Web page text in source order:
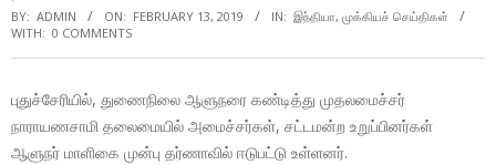
BY: ADMIN ON: FEBRUARY 13, 2019 IN: இந்தியா, முக்கியச் செய்திகள்
WITH: 0 COMMENTS
புதுச்சேரியில், துணைநிலை ஆளுநரை கண்டித்து முதலமைச்சர்
நாராயணசாமி தலைமையில் அமைச்சர்கள், சட்டமன்ற உறுப்பினர்கள்
ஆளுநர் மாளிகை முன்பு தர்ணாவில் ஈடுபட்டு உள்ளனர்.